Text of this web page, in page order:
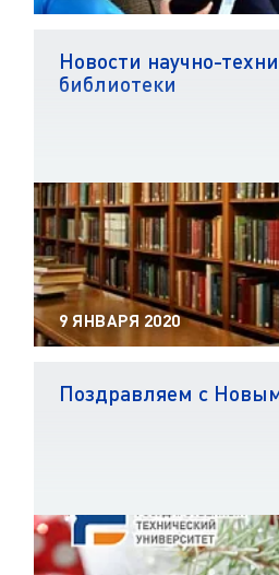
Новости научно-
библиотеки
9 ЯНВАРЯ 2020
Поздравляем с